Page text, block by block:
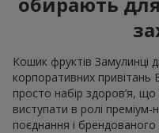
Кошик фруктів Замулинці
корпоративних привітань
просто набір здоров’я,
виступати в ролі преміум-
поєднання і